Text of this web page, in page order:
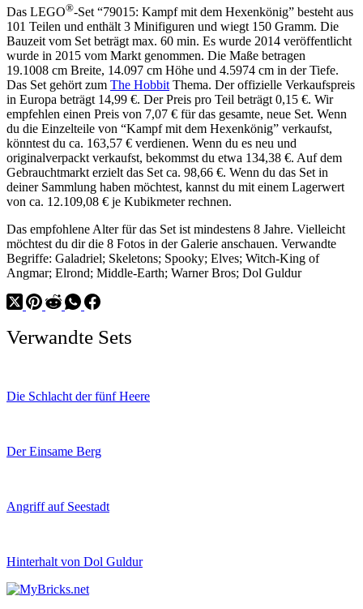
Das LEGO®-Set “79015: Kampf mit dem Hexenkönig” besteht aus
101 Teilen und enthält 3 Minifiguren und wiegt 150 Gramm. Die
Bauzeit vom Set beträgt max. 60 min. Es wurde 2014 veröffentlicht
wurde in 2015 vom Markt genommen. Die Maße betragen
19.1008 cm Breite, 14.097 cm Höhe und 4.5974 cm in der Tiefe.
Das Set gehört zum The Hobbit Thema. Der offizielle Verkaufspreis
in Europa beträgt 14,99 €. Der Preis pro Teil beträgt 0,15 €. Wir
empfehlen einen Preis von 7,07 € für das gesamte, neue Set. Wenn
du die Einzelteile von “Kampf mit dem Hexenkönig” verkaufst,
könntest du ca. 163,57 € verdienen. Wenn du es neu und
originalverpackt verkaufst, bekommst du etwa 134,38 €. Auf dem
Gebrauchtmarkt erzielt das Set ca. 98,66 €. Wenn du das Set in
deiner Sammlung haben möchtest, kannst du mit einem Lagerwert
von ca. 12.109,08 € je Kubikmeter rechnen.
Das empfohlene Alter für das Set ist mindestens 8 Jahre. Vielleicht
möchtest du dir die 8 Fotos in der Galerie anschauen. Verwandte
Begriffe: Galadriel; Skeletons; Spooky; Elves; Witch-King of
Angmar; Elrond; Middle-Earth; Warner Bros; Dol Guldur
Verwandte Sets
Die Schlacht der fünf Heere
Der Einsame Berg
Angriff auf Seestadt
Hinterhalt von Dol Guldur